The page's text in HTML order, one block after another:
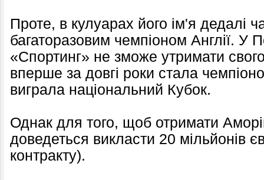
Проте, в кулуарах його ім'я дедалі
багаторазовим чемпіоном Англії. У
«Спортинг» не зможе утримати
вперше за довгі роки стала
виграла національний Кубок.
Однак для того, щоб отримати
доведеться викласти 20 мільйонів
контракту).